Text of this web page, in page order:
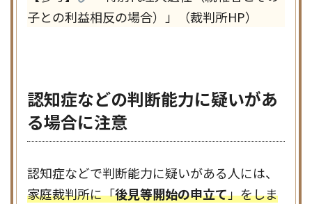
子との利益相反の場合）」（裁判所HP）
認知症などの判断能力に疑いがあ
る場合に注意
認知症などで判断能力に疑いがある人には、
家庭裁判所に「後見等開始の申立て」をしま